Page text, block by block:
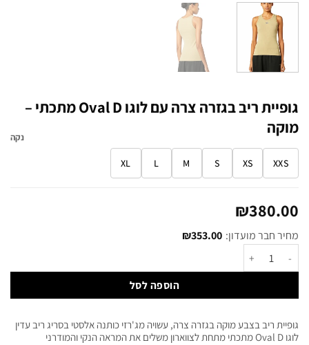
גופיית ריב בגזרה צרה עם לוגו Oval D מתכתי –
מוקה
XXS
XS
S
M
L
XL
נקה
₪380.00
מחיר חבר מועדון: ₪353.00
הוספה לסל
גופיית ריב בצבע מוקה בגזרה צרה, עשויה מג'רזי כותנה אלסטי בסריג ריב עדין
לוגו Oval D מתכתי מתחת לצווארון משלים את המראה הנקי והמודרני